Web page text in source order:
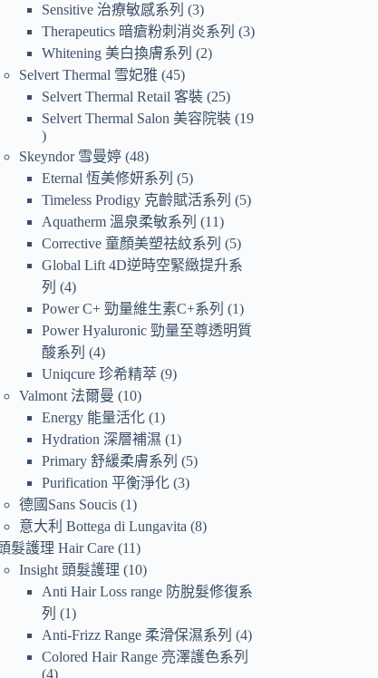
Sensitive 治療敏感系列
3
Therapeutics 暗瘡粉刺消炎系列
3
Whitening 美白換膚系列
2
Selvert Thermal 雪妃雅 45
Selvert Thermal Retail 客裝 25
Selvert Thermal Salon 美容院裝 19
Skeyndor 雪曼婷 48
Eternal 恆美修妍系列
5
Timeless Prodigy 克齡賦活系列
5
Aquatherm 溫泉柔敏系列
11
Corrective 童顏美塑祛紋系列
5
Global Lift 4D逆時空緊緻提升系
列
4
Power C+ 勁量維生素C+系列
1
Power Hyaluronic 勁量至尊透明質
酸系列
4
Uniqcure 珍希精萃 9
Valmont 法爾曼
10
Energy 能量活化 1
Hydration 深層補濕
1
Primary 舒緩柔膚系列
5
Purification 平衡淨化 3
德國Sans Soucis 1
意大利 Bottega di Lungavita 8
髮護理 Hair Care 11
Insight 頭髮護理
10
Anti Hair Loss range 防脫髮修復系
列
1
Anti-Frizz Range 柔滑保濕系列
4
Colored Hair Range 亮澤護色系列
4